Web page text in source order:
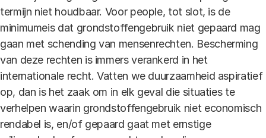
termijn niet houdbaar. Voor people, tot slot, is de
minimumeis dat grondstoffengebruik niet gepaard mag
gaan met schending van mensenrechten. Bescherming
van deze rechten is immers verankerd in het
internationale recht. Vatten we duurzaamheid aspiratief
op, dan is het zaak om in elk geval die situaties te
verhelpen waarin grondstoffengebruik niet economisch
rendabel is, en/of gepaard gaat met ernstige